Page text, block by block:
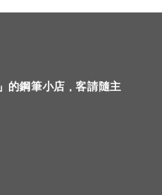
的鋼筆小店，客請隨主